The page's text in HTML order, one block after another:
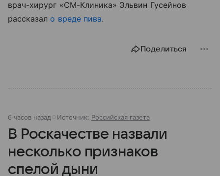
врач-хирург «СМ-Клиника» Эльвин Гусейнов
рассказал о вреде пива.
Поделиться
6 часов назад Источник: Российская газета
В Роскачестве назвали
несколько признаков
спелой дыни